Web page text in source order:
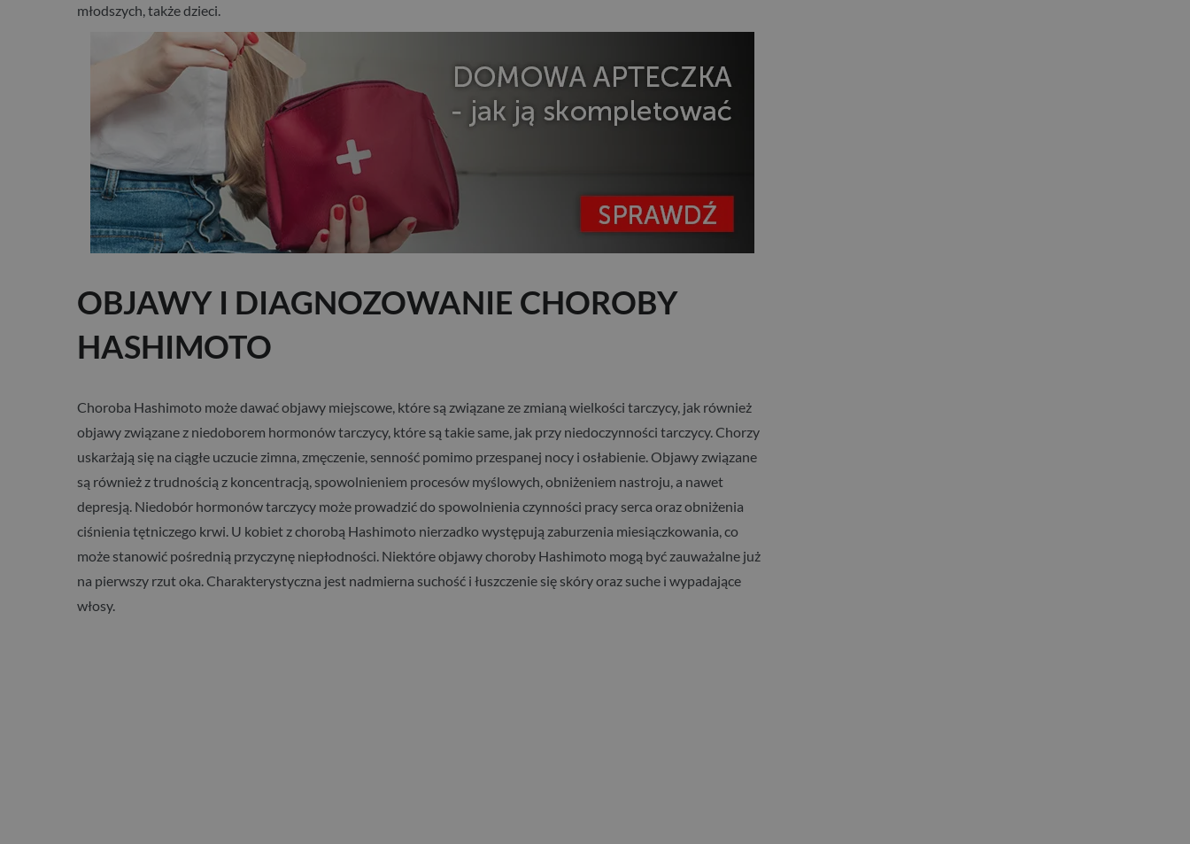
młodszych, także dzieci.
OBJAWY I DIAGNOZOWANIE CHOROBY
HASHIMOTO
Choroba Hashimoto może dawać objawy miejscowe, które są związane ze zmianą wielkości tarczycy, jak również
objawy związane z niedoborem hormonów tarczycy, które są takie same, jak przy niedoczynności tarczycy. Chorzy
uskarżają się na ciągłe uczucie zimna, zmęczenie, senność pomimo przespanej nocy i osłabienie. Objawy związane
są również z trudnością z koncentracją, spowolnieniem procesów myślowych, obniżeniem nastroju, a nawet
depresją. Niedobór hormonów tarczycy może prowadzić do spowolnienia czynności pracy serca oraz obniżenia
ciśnienia tętniczego krwi. U kobiet z chorobą Hashimoto nierzadko występują zaburzenia miesiączkowania, co
może stanowić pośrednią przyczynę niepłodności. Niektóre objawy choroby Hashimoto mogą być zauważalne już
na pierwszy rzut oka. Charakterystyczna jest nadmierna suchość i łuszczenie się skóry oraz suche i wypadające
włosy.